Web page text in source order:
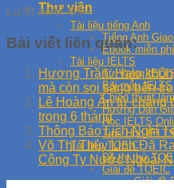
Thư viện
Tài liệu tiếng Anh
Tiếng Anh
Ebook miễn phí
Tài liệu IELTS
Từ Vựng
Bài mẫu IELTS
Chiến thuật
Hướng Dẫn
Học IELTS
Tips Học
Tài liệu TOEIC
Đề thi thử
Giải đề TOEIC
Giải đề
Lượt xem: 84
Bài viết liên quan:
Hương Trần: Halo
mà còn soi sáng bên
Lê Hoàng Ân từ chàng
trong 6 tháng
Thông Báo Lịch Nghỉ
Võ Thị Thùy Linh Đã
Công Ty Nước Ngoài